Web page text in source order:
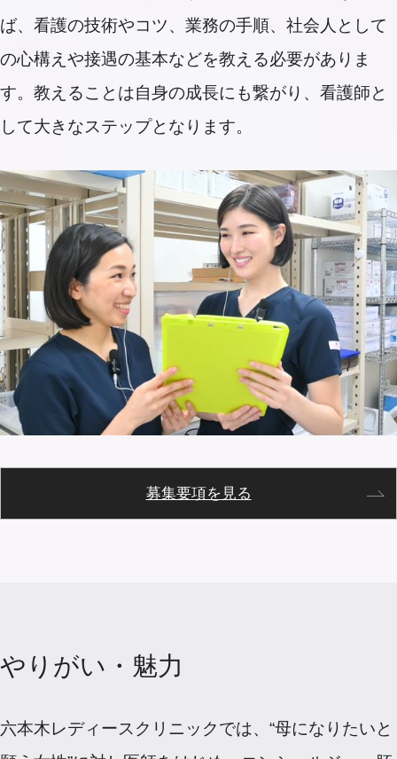
ば、看護の技術やコツ、業務の手順、社会人として
の心構えや接遇の基本などを教える必要がありま
す。教えることは自身の成長にも繋がり、看護師と
して大きなステップとなります。
募集要項を見る
やりがい・魅力
六本木レディースクリニックでは、“母になりたいと